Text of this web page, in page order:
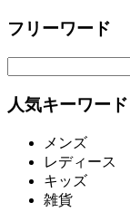
フリーワード
人気キーワード
メンズ
レディース
キッズ
雑貨